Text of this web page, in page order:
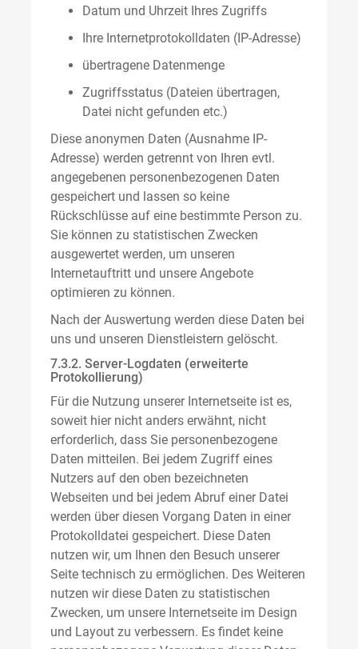
Datum und Uhrzeit Ihres Zugriffs
Ihre Internetprotokolldaten (IP-Adresse)
übertragene Datenmenge
Zugriffsstatus (Dateien übertragen,
Datei nicht gefunden etc.)
Diese anonymen Daten (Ausnahme IP-
Adresse) werden getrennt von Ihren evtl.
angegebenen personenbezogenen Daten
gespeichert und lassen so keine
Rückschlüsse auf eine bestimmte Person zu.
Sie können zu statistischen Zwecken
ausgewertet werden, um unseren
Internetauftritt und unsere Angebote
optimieren zu können.
Nach der Auswertung werden diese Daten bei
uns und unseren Dienstleistern gelöscht.
7.3.2. Server-Logdaten (erweiterte
Protokollierung)
Für die Nutzung unserer Internetseite ist es,
soweit hier nicht anders erwähnt, nicht
erforderlich, dass Sie personenbezogene
Daten mitteilen. Bei jedem Zugriff eines
Nutzers auf den oben bezeichneten
Webseiten und bei jedem Abruf einer Datei
werden über diesen Vorgang Daten in einer
Protokolldatei gespeichert. Diese Daten
nutzen wir, um Ihnen den Besuch unserer
Seite technisch zu ermöglichen. Des Weiteren
nutzen wir diese Daten zu statistischen
Zwecken, um unsere Internetseite im Design
und Layout zu verbessern. Es findet keine